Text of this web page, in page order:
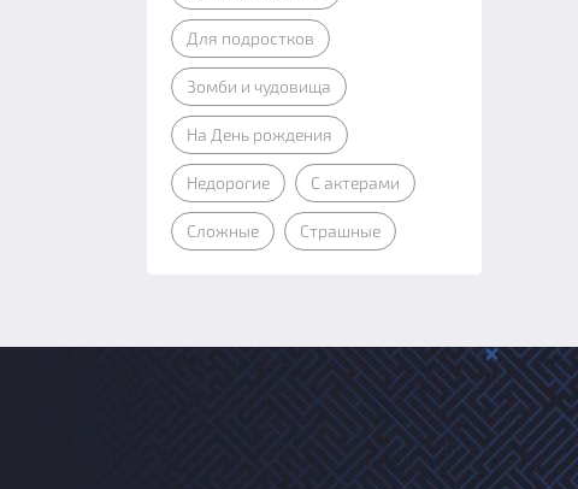
Для подростков
Зомби и чудовища
На День рождения
Недорогие С актерами
Сложные Страшные